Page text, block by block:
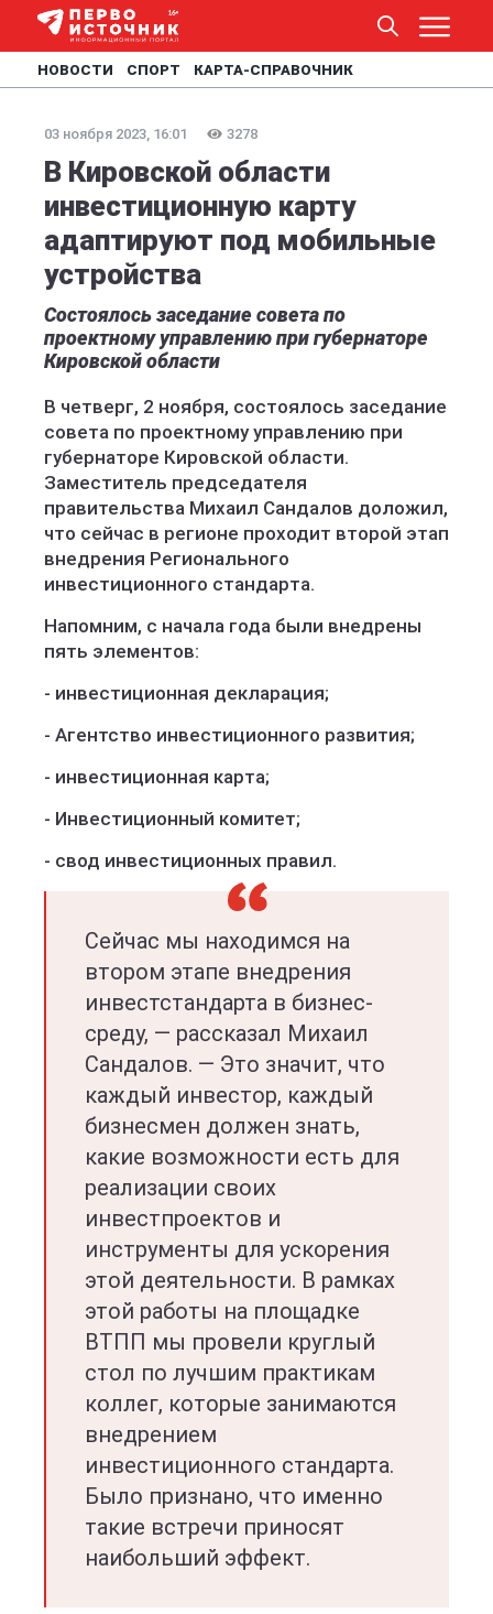
НОВОСТИ СПОРТ КАРТА-СПРАВОЧНИК
03 ноября 2023, 16:01 3278
В Кировской области
инвестиционную карту
адаптируют под мобильные
устройства
Состоялось заседание совета по
проектному управлению при губернаторе
Кировской области
В четверг, 2 ноября, состоялось заседание
совета по проектному управлению при
губернаторе Кировской области.
Заместитель председателя
правительства Михаил Сандалов доложил,
что сейчас в регионе проходит второй этап
внедрения Регионального
инвестиционного стандарта.
Напомним, с начала года были внедрены
пять элементов:
- инвестиционная декларация;
- Агентство инвестиционного развития;
- инвестиционная карта;
- Инвестиционный комитет;
- свод инвестиционных правил.
Сейчас мы находимся на
втором этапе внедрения
инвестстандарта в бизнес-
среду, — рассказал Михаил
Сандалов. — Это значит, что
каждый инвестор, каждый
бизнесмен должен знать,
какие возможности есть для
реализации своих
инвестпроектов и
инструменты для ускорения
этой деятельности. В рамках
этой работы на площадке
ВТПП мы провели круглый
стол по лучшим практикам
коллег, которые занимаются
внедрением
инвестиционного стандарта.
Было признано, что именно
такие встречи приносят
наибольший эффект.